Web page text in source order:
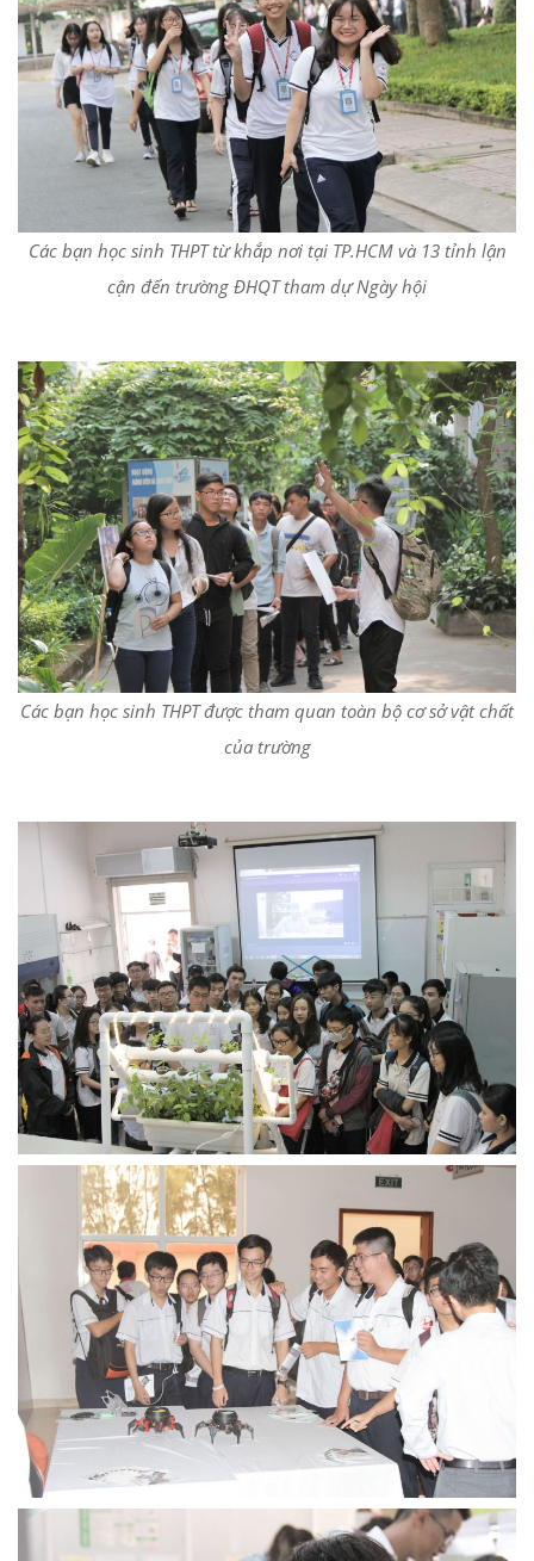
Các bạn học sinh THPT từ khắp nơi tại TP.HCM và 13 tỉnh lận
cận đến trường ĐHQT tham dự Ngày hội
Các bạn học sinh THPT được tham quan toàn bộ cơ sở vật chất
của trường